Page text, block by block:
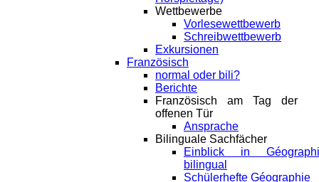
Wettbewerbe
Vorlesewettbewerb
Schreibwettbewerb
Exkursionen
Französisch
normal oder bili?
Berichte
Französisch am Tag der
offenen Tür
Ansprache
Bilinguale Sachfächer
Einblick in
bilingual
Schülerhefte Géographie